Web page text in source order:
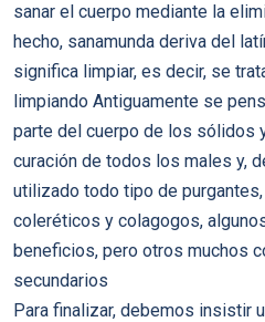
sanar el cuerpo mediante la
hecho, sanamunda deriva del
significa limpiar, es decir, se
limpiando Antiguamente se
parte del cuerpo de los sólidos
curación de todos los males y,
utilizado todo tipo de
coleréticos y colagogos,
beneficios, pero otros muchos
secundarios
Para finalizar, debemos insistir